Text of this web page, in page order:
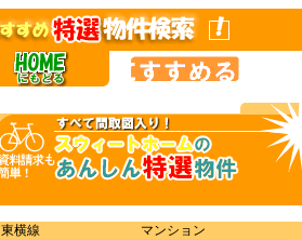
東横線 マンション